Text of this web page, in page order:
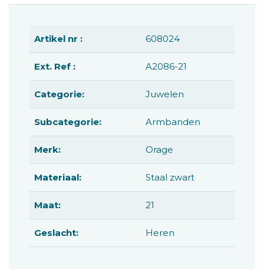
Artikel nr : 608024
Ext. Ref : A2086-21
Categorie: Juwelen
Subcategorie: Armbanden
Merk: Orage
Materiaal: Staal zwart
Maat: 21
Geslacht: Heren